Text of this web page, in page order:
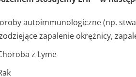
autoimmunologiczne (np.
zapalenie okrężnicy,
z Lyme